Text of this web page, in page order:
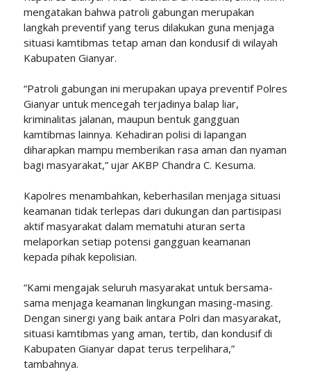
mengatakan bahwa patroli gabungan merupakan
langkah preventif yang terus dilakukan guna menjaga
situasi kamtibmas tetap aman dan kondusif di wilayah
Kabupaten Gianyar.
“Patroli gabungan ini merupakan upaya preventif Polres
Gianyar untuk mencegah terjadinya balap liar,
kriminalitas jalanan, maupun bentuk gangguan
kamtibmas lainnya. Kehadiran polisi di lapangan
diharapkan mampu memberikan rasa aman dan nyaman
bagi masyarakat,” ujar AKBP Chandra C. Kesuma.
Kapolres menambahkan, keberhasilan menjaga situasi
keamanan tidak terlepas dari dukungan dan partisipasi
aktif masyarakat dalam mematuhi aturan serta
melaporkan setiap potensi gangguan keamanan
kepada pihak kepolisian.
“Kami mengajak seluruh masyarakat untuk bersama-
sama menjaga keamanan lingkungan masing-masing.
Dengan sinergi yang baik antara Polri dan masyarakat,
situasi kamtibmas yang aman, tertib, dan kondusif di
Kabupaten Gianyar dapat terus terpelihara,”
tambahnya.